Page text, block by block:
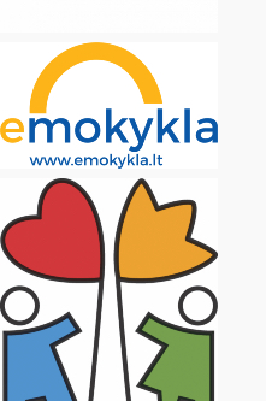
6 7
13 14
20 21